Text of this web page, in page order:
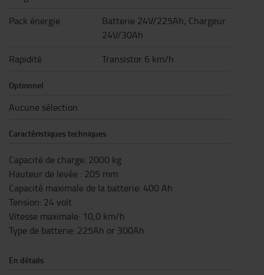
Pack énergie
Batterie 24V/225Ah, Chargeur
24V/30Ah
Rapidité
Transistor 6 km/h
Optionnel
Aucune sélection
Caractéristiques techniques
Capacité de charge: 2000 kg
Hauteur de levée : 205 mm
Capacité maximale de la batterie: 400 Ah
Tension: 24 volt
Vitesse maximale: 10,0 km/h
Type de batterie: 225Ah or 300Ah
En détails